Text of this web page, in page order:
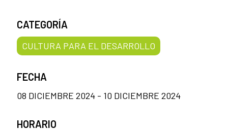
CATEGORÍA
CULTURA PARA EL DESARROLLO
FECHA
08 DICIEMBRE 2024 - 10 DICIEMBRE 2024
HORARIO